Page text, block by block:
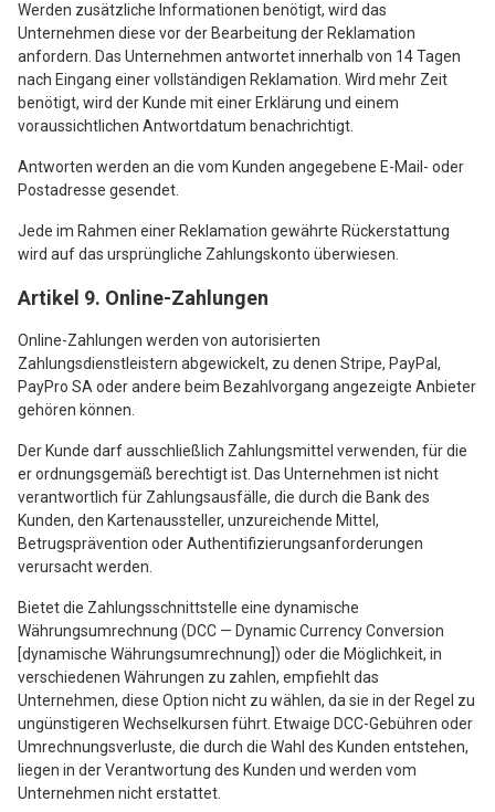
Werden zusätzliche Informationen benötigt, wird das
Unternehmen diese vor der Bearbeitung der Reklamation
anfordern. Das Unternehmen antwortet innerhalb von 14 Tagen
nach Eingang einer vollständigen Reklamation. Wird mehr Zeit
benötigt, wird der Kunde mit einer Erklärung und einem
voraussichtlichen Antwortdatum benachrichtigt.
Antworten werden an die vom Kunden angegebene E-Mail- oder
Postadresse gesendet.
Jede im Rahmen einer Reklamation gewährte Rückerstattung
wird auf das ursprüngliche Zahlungskonto überwiesen.
Artikel 9. Online-Zahlungen
Online-Zahlungen werden von autorisierten
Zahlungsdienstleistern abgewickelt, zu denen Stripe, PayPal,
PayPro SA oder andere beim Bezahlvorgang angezeigte Anbieter
gehören können.
Der Kunde darf ausschließlich Zahlungsmittel verwenden, für die
er ordnungsgemäß berechtigt ist. Das Unternehmen ist nicht
verantwortlich für Zahlungsausfälle, die durch die Bank des
Kunden, den Kartenaussteller, unzureichende Mittel,
Betrugsprävention oder Authentifizierungsanforderungen
verursacht werden.
Bietet die Zahlungsschnittstelle eine dynamische
Währungsumrechnung (DCC — Dynamic Currency Conversion
[dynamische Währungsumrechnung]) oder die Möglichkeit, in
verschiedenen Währungen zu zahlen, empfiehlt das
Unternehmen, diese Option nicht zu wählen, da sie in der Regel zu
ungünstigeren Wechselkursen führt. Etwaige DCC-Gebühren oder
Umrechnungsverluste, die durch die Wahl des Kunden entstehen,
liegen in der Verantwortung des Kunden und werden vom
Unternehmen nicht erstattet.